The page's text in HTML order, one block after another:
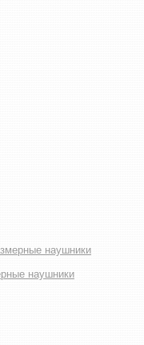
наушники
наушники